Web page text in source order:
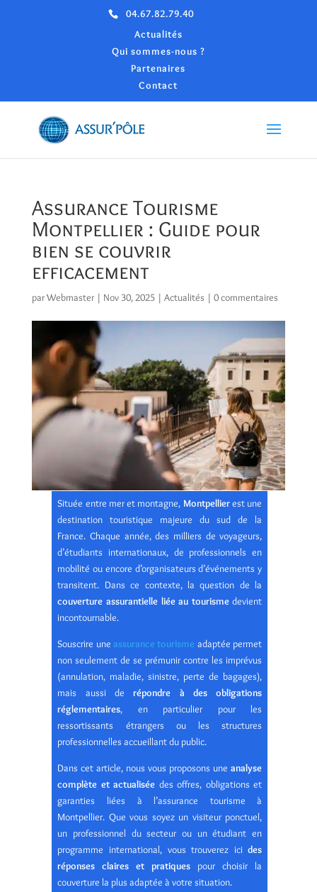
04.67.82.79.40
Actualités
Qui sommes-nous ?
Partenaires
Contact
Assurance Tourisme
Montpellier : Guide pour
bien se couvrir
efficacement
parWebmaster| Nov 30, 2025| Actualités | 0 commentaires
Située entre mer et montagne, Montpellierest une
destination touristique majeure du sud de la
France. Chaque année, des milliers de voyageurs,
d’étudiants internationaux, de professionnels en
mobilité ou encore d’organisateurs d’événements y
transitent. Dans ce contexte, la question de la
couverture assurantielle liée au tourismedevient
incontournable.
Souscrire une assurance tourisme adaptée permet
non seulement de se prémunir contre les imprévus
(annulation, maladie, sinistre, perte de bagages),
mais aussi derépondre à des obligations
réglementaires, en particulier pour les
ressortissants étrangers ou les structures
professionnelles accueillant du public.
Dans cet article, nous vous proposons uneanalyse
complète et actualisée des offres, obligations et
garanties liées à l’assurance tourisme à
Montpellier. Que vous soyez un visiteur ponctuel,
un professionnel du secteur ou un étudiant en
programme international, vous trouverez icides
réponses claires et pratiques pour choisir la
couverture la plus adaptée à votre situation.